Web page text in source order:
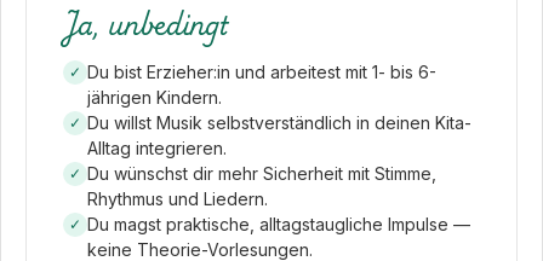
Ja, unbedingt
Du bist Erzieher:in und arbeitest mit 1- bis 6-
jährigen Kindern.
Du willst Musik selbstverständlich in deinen Kita-
Alltag integrieren.
Du wünschst dir mehr Sicherheit mit Stimme,
Rhythmus und Liedern.
Du magst praktische, alltagstaugliche Impulse —
keine Theorie-Vorlesungen.